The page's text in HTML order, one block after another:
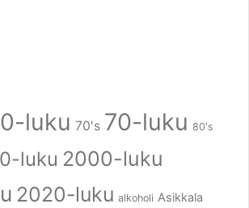
luku 70's 70-luku 80's
luku 2000-luku
2020-luku alkoholi Asikkala